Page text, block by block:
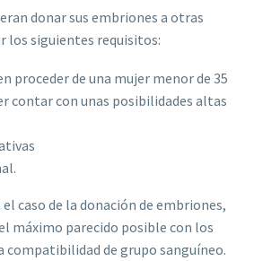
donar sus embriones a otras
los siguientes requisitos:
proceder de una mujer menor de 35
contar con unas posibilidades altas
caso de la donación de embriones,
máximo parecido posible con los
compatibilidad de grupo sanguíneo.